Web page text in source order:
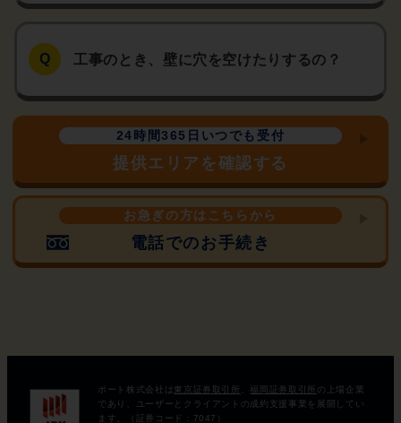
工事のとき、壁に穴を空けたりするの？
24時間365日いつでも受付
提供エリアを確認する
お急ぎの方はこちらから
電話でのお手続き